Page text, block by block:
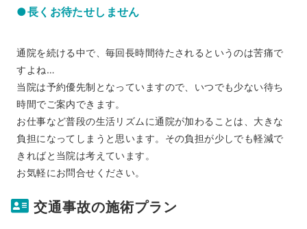
●長くお待たせしません
通院を続ける中で、毎回長時間待たされるというのは苦痛で
すよね…
当院は予約優先制となっていますので、いつでも少ない待ち
時間でご案内できます。
お仕事など普段の生活リズムに通院が加わることは、大きな
負担になってしまうと思います。その負担が少しでも軽減で
きればと当院は考えています。
お気軽にお問合せください。
交通事故の施術プラン